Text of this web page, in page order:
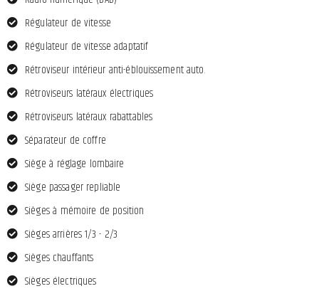
Régulateur de vitesse
Régulateur de vitesse adaptatif
Rétroviseur intérieur anti-éblouissement auto.
Rétroviseurs latéraux électriques
Rétroviseurs latéraux rabattables
Séparateur de coffre
Siège à réglage lombaire
Siège passager repliable
Sièges à mémoire de position
Sièges arrières 1/3 - 2/3
Sièges chauffants
Sièges électriques